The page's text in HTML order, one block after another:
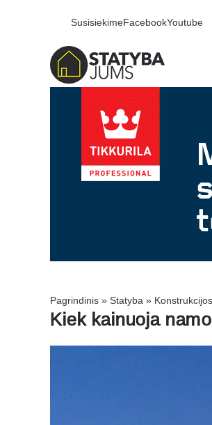
SusisiekimeFacebookYoutube
Pagrindinis » Statyba »
Kiek kainuoja